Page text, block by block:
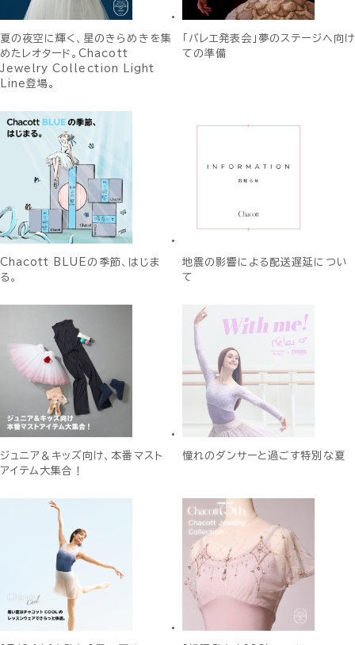
夏の夜空に輝く、星のきらめきを集
めたレオタード。Chacott
Jewelry Collection Light
Line登場。
「バレエ発表会」夢のステージへ向け
ての準備
Chacott BLUEの季節、はじま
る。
地震の影響による配送遅延につい
て
ジュニア＆キッズ向け、本番マスト
アイテム大集合！
憧れのダンサーと過ごす特別な夏